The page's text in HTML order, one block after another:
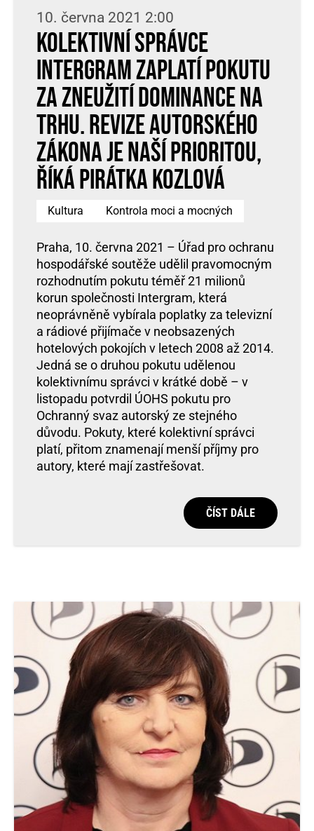
10. června 2021 2:00
Kolektivní správce
INTERGRAM zaplatí pokutu
za zneužití dominance na
trhu. Revize autorského
zákona je naší prioritou,
říká Pirátka Kozlová
Kultura Kontrola moci a mocných
Praha, 10. června 2021 – Úřad pro ochranu
hospodářské soutěže udělil pravomocným
rozhodnutím pokutu téměř 21 milionů
korun společnosti Intergram, která
neoprávněně vybírala poplatky za televizní
a rádiové přijímače v neobsazených
hotelových pokojích v letech 2008 až 2014.
Jedná se o druhou pokutu udělenou
kolektivnímu správci v krátké době – v
listopadu potvrdil ÚOHS pokutu pro
Ochranný svaz autorský ze stejného
důvodu. Pokuty, které kolektivní správci
platí, přitom znamenají menší příjmy pro
autory, které mají zastřešovat.
ČÍST DÁLE